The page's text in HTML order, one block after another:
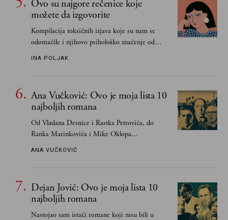
Ovo su najgore rečenice koje
možete da izgovorite
Kompilacija toksičnih izjava koje su nam se
odomaćile i njihovo psihološko značenje od
INA POLJAK
Ana Vučković: Ovo je moja lista 10
najboljih romana
Od Vladana Desnice i Rastka Petrovića, do
Ranka Marinkovića i Mike Oklopa...
ANA VUČKOVIĆ
Dejan Jović: Ovo je moja lista 10
najboljih romana
Nastojao sam istaći romane koji nisu bili u